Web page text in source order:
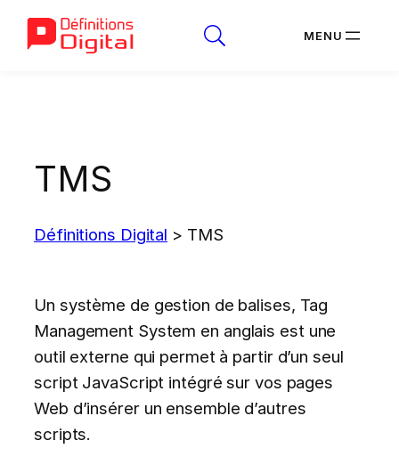
TMS
Définitions Digital > TMS
Un système de gestion de balises, Tag
Management System en anglais est une
outil externe qui permet à partir d’un seul
script JavaScript intégré sur vos pages
Web d’insérer un ensemble d’autres
scripts.